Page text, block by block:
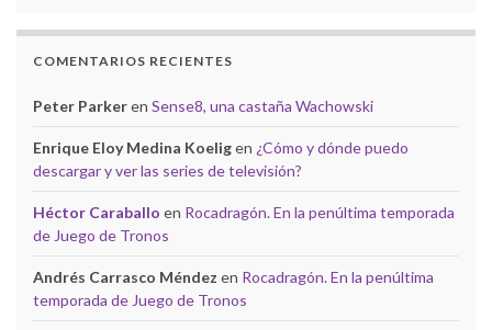
COMENTARIOS RECIENTES
Peter Parkeren Sense8, una castaña Wachowski
Enrique Eloy Medina Koeligen ¿Cómo y dónde puedo
descargar y ver las series de televisión?
Héctor Caraballo en Rocadragón. En la penúltima temporada
de Juego de Tronos
Andrés Carrasco Méndez en Rocadragón. En la penúltima
temporada de Juego de Tronos